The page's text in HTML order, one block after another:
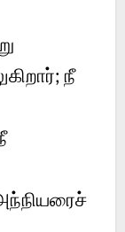
நீ